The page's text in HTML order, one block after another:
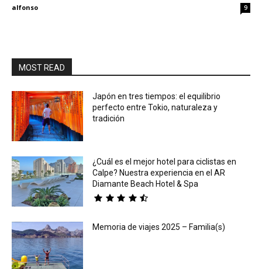
alfonso 9
MOST READ
Japón en tres tiempos: el equilibrio
perfecto entre Tokio, naturaleza y
tradición
¿Cuál es el mejor hotel para ciclistas en
Calpe? Nuestra experiencia en el AR
Diamante Beach Hotel & Spa
Memoria de viajes 2025 – Familia(s)